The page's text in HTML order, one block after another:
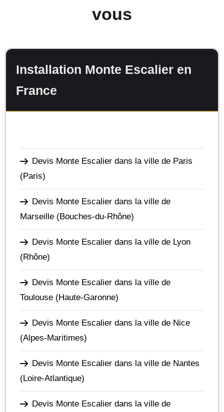
vous
Installation Monte Escalier en
France
Devis Monte Escalier dans la ville de Paris
(Paris)
Devis Monte Escalier dans la ville de
Marseille (Bouches-du-Rhône)
Devis Monte Escalier dans la ville de Lyon
(Rhône)
Devis Monte Escalier dans la ville de
Toulouse (Haute-Garonne)
Devis Monte Escalier dans la ville de Nice
(Alpes-Maritimes)
Devis Monte Escalier dans la ville de Nantes
(Loire-Atlantique)
Devis Monte Escalier dans la ville de